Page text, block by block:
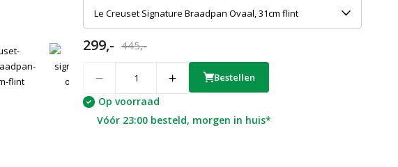
Le Creuset Signature Braadpan Ovaal, 31cm flint
299,- 445,-
Bestellen
Op voorraad
Vóór 23:00 besteld, morgen in huis*